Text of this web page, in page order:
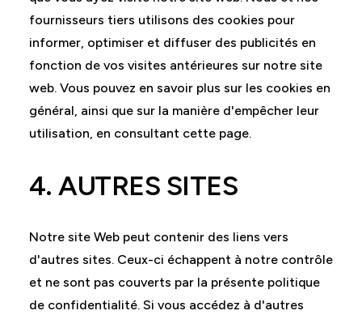
fournisseurs tiers utilisons des cookies pour
informer, optimiser et diffuser des publicités en
fonction de vos visites antérieures sur notre site
web. Vous pouvez en savoir plus sur les cookies en
général, ainsi que sur la manière d'empêcher leur
utilisation, en consultant cette page.
4. AUTRES SITES
Notre site Web peut contenir des liens vers
d'autres sites. Ceux-ci échappent à notre contrôle
et ne sont pas couverts par la présente politique
de confidentialité. Si vous accédez à d'autres